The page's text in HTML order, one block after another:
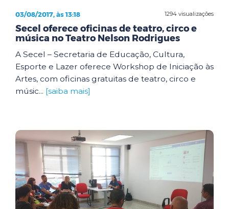
1294 visualizações
03/08/2017, às 13:18
Secel oferece oficinas de teatro, circo e
música no Teatro Nelson Rodrigues
A Secel – Secretaria de Educação, Cultura,
Esporte e Lazer oferece Workshop de Iniciação às
Artes, com oficinas gratuitas de teatro, circo e
músic... [saiba mais]